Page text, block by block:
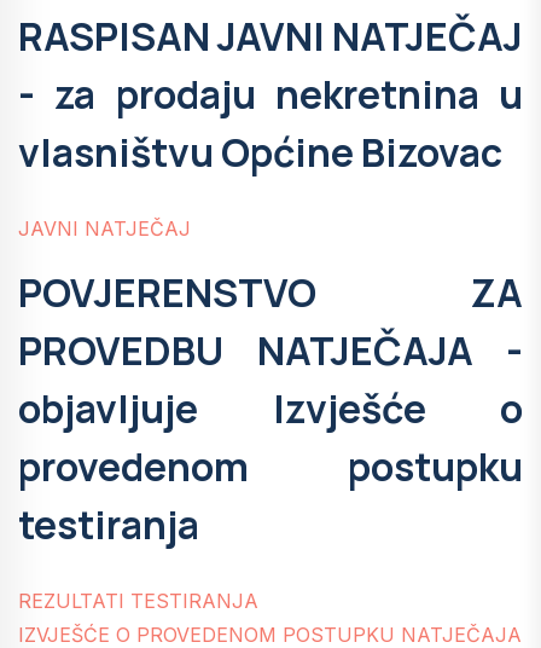
RASPISAN JAVNI NATJEČAJ
- za prodaju nekretnina u
vlasništvu Općine Bizovac
JAVNI NATJEČAJ
POVJERENSTVO ZA
PROVEDBU NATJEČAJA -
objavljuje Izvješće o
provedenom postupku
testiranja
REZULTATI TESTIRANJA
IZVJEŠĆE O PROVEDENOM POSTUPKU NATJEČAJA